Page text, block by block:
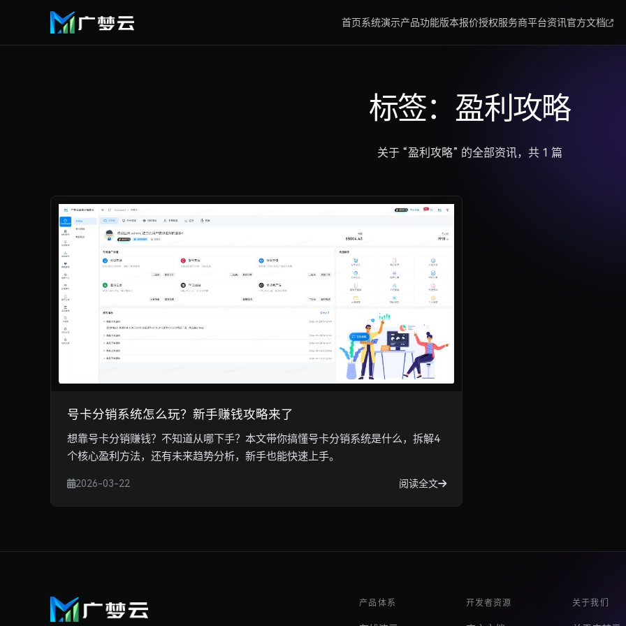
首页系统演示产品功能版本报价授权服务商平台资讯官方文档
标签：盈利攻略
关于 “盈利攻略” 的全部资讯，共 1 篇
号卡分销系统怎么玩？新手赚钱攻略来了
想靠号卡分销赚钱？不知道从哪下手？本文带你搞懂号卡分销系统是什么，拆解4
个核心盈利方法，还有未来趋势分析，新手也能快速上手。
2026-03-22 阅读全文
产品体系 开发者资源 关于我们